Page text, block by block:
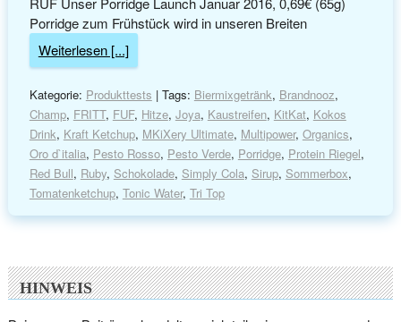
Porridge zum Frühstück wird in unseren Breiten
Weiterlesen [...]
Kategorie: Produkttests | Tags: Biermixgetränk, Brandnooz,
Champ, FRITT, FUF, Hitze, Joya, Kaustreifen, KitKat, Kokos
Drink, Kraft Ketchup, MKiXery Ultimate, Multipower, Organics,
Oro d`italia, Pesto Rosso, Pesto Verde, Porridge, Protein Riegel,
Red Bull, Ruby, Schokolade, Simply Cola, Sirup, Sommerbox,
Tomatenketchup, Tonic Water, Tri Top
HINWEIS